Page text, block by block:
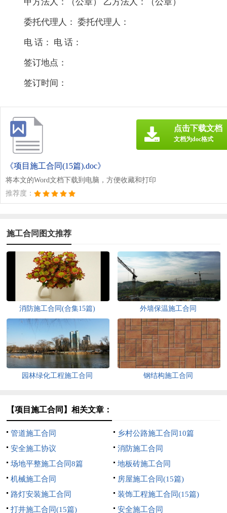
委托代理人： 委托代理人：
电 话： 电 话：
签订地点：
签订时间：
《项目施工合同(15篇).doc》
将本文的Word文档下载到电脑，方便收藏和打印
推荐度：
点击下载文档
文档为doc格式
施工合同图文推荐
消防施工合同(合集15篇) 外墙保温施工合同
园林绿化工程施工合同 钢结构施工合同
【项目施工合同】相关文章：
管道施工合同
乡村公路施工合同10篇
安全施工协议
消防施工合同
场地平整施工合同8篇
地板砖施工合同
机械施工合同
房屋施工合同(15篇)
路灯安装施工合同
装饰工程施工合同(15篇)
打井施工合同(15篇)
安全施工合同